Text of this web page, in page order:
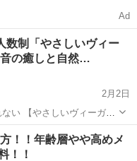
Ad
数制「やさしいヴィー
の癒しと自然…
2月2日
ーガン
ク・ヴィーガン・グルテンフリー...
ショップ ヴィーガン
！！年齢層やや高めメ
！！